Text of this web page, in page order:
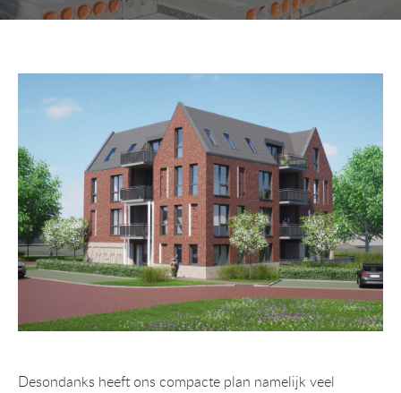
Desondanks heeft ons compacte plan namelijk veel